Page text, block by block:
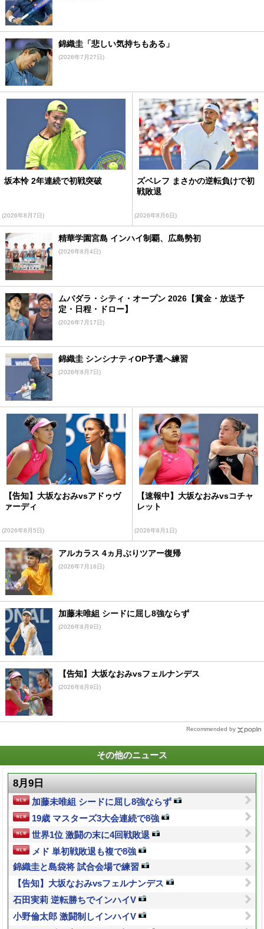
錦織圭「悲しい気持ちもある」
(2026年7月27日)
坂本怜 2年連続で初戦突破
(2026年8月7日)
ズベレフ まさかの逆転負けで初
戦敗退
(2026年8月6日)
精華学園宮島 インハイ制覇、広島勢初
(2026年8月4日)
ムバダラ・シティ・オープン 2026【賞金・放送予
定・日程・ドロー】
(2026年7月17日)
錦織圭 シンシナティOP予選へ練習
(2026年8月7日)
【告知】大坂なおみvsアドゥヴ
ァーディ
(2026年8月5日)
【速報中】大坂なおみvsコチャ
レット
(2026年8月1日)
アルカラス 4ヵ月ぶりツアー復帰
(2026年7月16日)
加藤未唯組 シードに屈し8強ならず
(2026年8月9日)
【告知】大坂なおみvsフェルナンデス
(2026年8月9日)
Recommended by
その他のニュース
8月9日
加藤未唯組 シードに屈し8強ならず
19歳 マスターズ3大会連続で8強
世界1位 激闘の末に4回戦敗退
メド 単初戦敗退も複で8強
錦織圭と島袋将 試合会場で練習
【告知】大坂なおみvsフェルナンデス
石田実莉 逆転勝ちでインハイV
小野倫太郎 激闘制しインハイV